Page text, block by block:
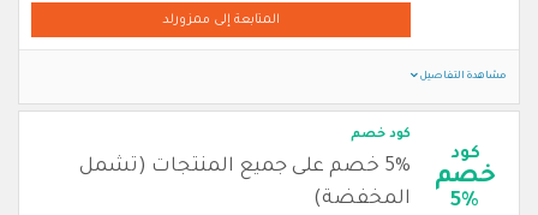
المتابعة إلى ممزورلد
مشاهدة التفاصيل
كود
خصم
5%
كود خصم
5% خصم على جميع المنتجات (تشمل
المخفضة)